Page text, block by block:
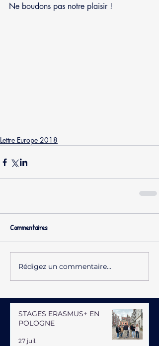
Ne boudons pas notre plaisir !
Lettre Europe 2018
Commentaires
Rédigez un commentaire...
STAGES ERASMUS+ EN
POLOGNE
27 juil.